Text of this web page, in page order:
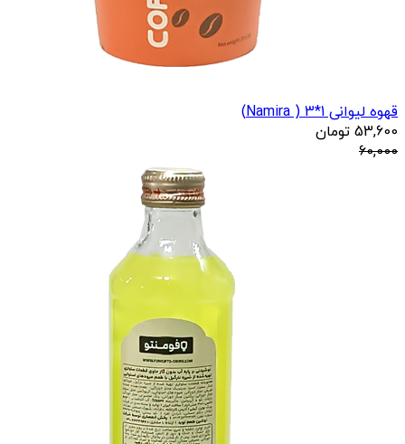
قهوه لیوانی 1*3 ( Namira)
53,600 تومان
60,000